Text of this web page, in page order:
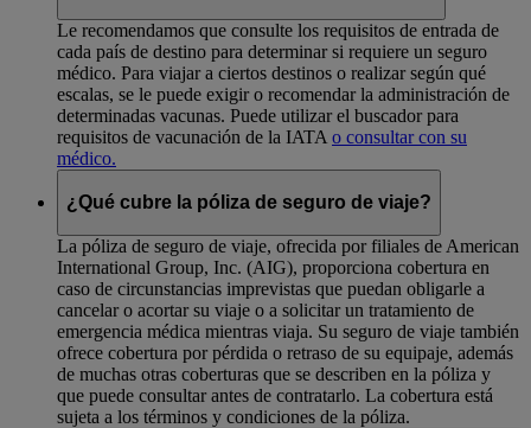
Le recomendamos que consulte los requisitos de entrada de
cada país de destino para determinar si requiere un seguro
médico. Para viajar a ciertos destinos o realizar según qué
escalas, se le puede exigir o recomendar la administración de
determinadas vacunas. Puede utilizar el buscador para
requisitos de vacunación de la IATA o consultar con su
médico.
¿Qué cubre la póliza de seguro de viaje?
La póliza de seguro de viaje, ofrecida por filiales de American
International Group, Inc. (AIG), proporciona cobertura en
caso de circunstancias imprevistas que puedan obligarle a
cancelar o acortar su viaje o a solicitar un tratamiento de
emergencia médica mientras viaja. Su seguro de viaje también
ofrece cobertura por pérdida o retraso de su equipaje, además
de muchas otras coberturas que se describen en la póliza y
que puede consultar antes de contratarlo. La cobertura está
sujeta a los términos y condiciones de la póliza.